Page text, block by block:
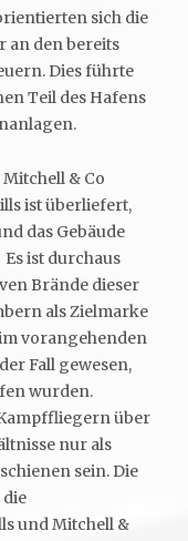
sich die
an den bereits
Dies führte
Teil des Hafens
& Co
ist überliefert,
das Gebäude
ist durchaus
Brände dieser
als Zielmarke
vorangehenden
Fall gewesen,
wurden.
über
nur als
sein. Die
und Mitchell &